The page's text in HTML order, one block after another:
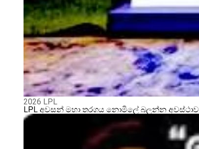
2026 LPL
LPL අවසන් මහා තරගය නොමිලේ බලන්න අවස්ථාව